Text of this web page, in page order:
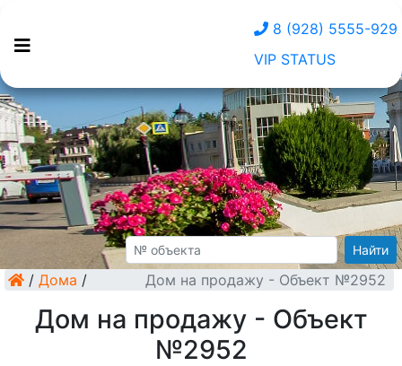
8 (928) 5555-929
VIP STATUS
Найти
/ Дома / Дом на продажу - Объект №2952
Дом на продажу - Объект
№2952